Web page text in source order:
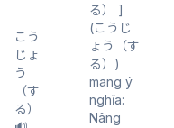
こう
じょ
う
（す
る）
る） ]
(こうじ
ょう（す
る）)
mang ý
nghĩa:
Nâng